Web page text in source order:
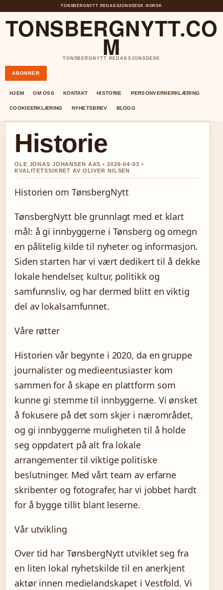
TONSBERGNYTT REDAKSJONSDESK• NORSK
TONSBERGNYTT.CO
M
TONSBERGNYTT REDAKSJONSDESK
ABONNER
HJEM OM OSS KONTAKT HISTORIE PERSONVERNERKLÆRING
COOKIEERKLÆRING NYHETSBREV BLOGG
Historie
OLE JONAS JOHANSEN AAS • 2026-04-03 •
KVALITETSSIKRET AV OLIVER NILSEN
Historien om TønsbergNytt
TønsbergNytt ble grunnlagt med et klart
mål: å gi innbyggerne i Tønsberg og omegn
en pålitelig kilde til nyheter og informasjon.
Siden starten har vi vært dedikert til å dekke
lokale hendelser, kultur, politikk og
samfunnsliv, og har dermed blitt en viktig
del av lokalsamfunnet.
Våre røtter
Historien vår begynte i 2020, da en gruppe
journalister og medieentusiaster kom
sammen for å skape en plattform som
kunne gi stemme til innbyggerne. Vi ønsket
å fokusere på det som skjer i nærområdet,
og gi innbyggerne muligheten til å holde
seg oppdatert på alt fra lokale
arrangementer til viktige politiske
beslutninger. Med vårt team av erfarne
skribenter og fotografer, har vi jobbet hardt
for å bygge tillit blant leserne.
Vår utvikling
Over tid har TønsbergNytt utviklet seg fra
en liten lokal nyhetskilde til en anerkjent
aktør innen medielandskapet i Vestfold. Vi